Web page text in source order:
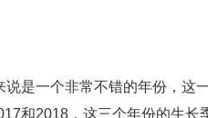
是一个非常不错的年份，这
和2018，这三个年份的生长